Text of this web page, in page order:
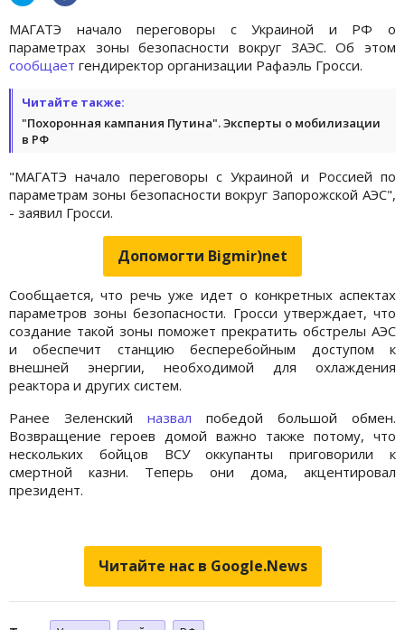
МАГАТЭ начало переговоры с Украиной и РФ о
параметрах зоны безопасности вокруг ЗАЭС. Об этом
сообщает гендиректор организации Рафаэль Гросси.
Читайте также:
"Похоронная кампания Путина". Эксперты о мобилизации
в РФ
"МАГАТЭ начало переговоры с Украиной и Россией по
параметрам зоны безопасности вокруг Запорожской АЭС",
- заявил Гросси.
Допомогти Bigmir)net
Сообщается, что речь уже идет о конкретных аспектах
параметров зоны безопасности. Гросси утверждает, что
создание такой зоны поможет прекратить обстрелы АЭС
и обеспечит станцию бесперебойным доступом к
внешней энергии, необходимой для охлаждения
реактора и других систем.
Ранее Зеленский назвал победой большой обмен.
Возвращение героев домой важно также потому, что
нескольких бойцов ВСУ оккупанты приговорили к
смертной казни. Теперь они дома, акцентировал
президент.
Читайте нас в Google.News